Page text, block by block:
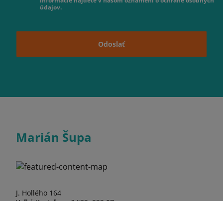
údajov.
Odoslať
Marián Šupa
J. Hollého 164